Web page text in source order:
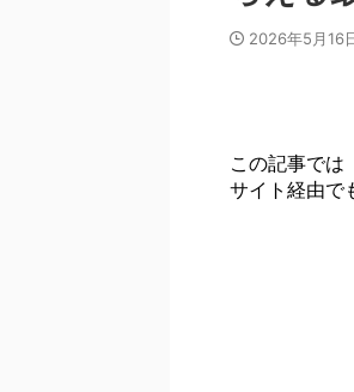
2026年5月16
この記事では
サイト経由で